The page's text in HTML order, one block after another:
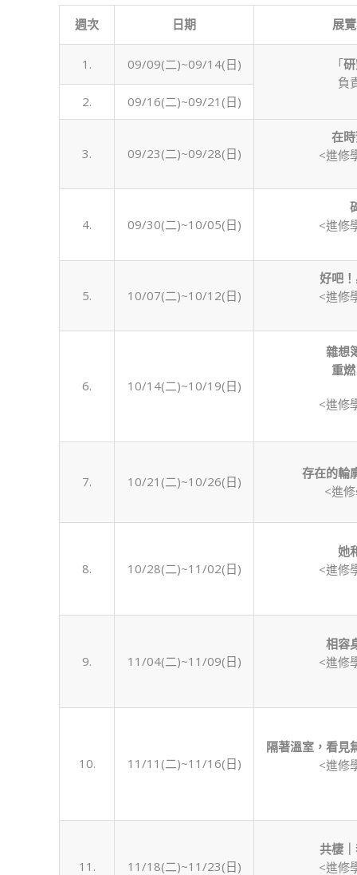
心
覽
（114
上
週次 日期 展
1. 09/09(二)~09/14(日) 「
負
2.
09/16(二)~09/21(日)
3. 09/23(二)~09/28(日)
在
<進修
4. 09/30(二)~10/05(日)
<進修
5. 10/07(二)~10/12(日)
好吧
<進修
6. 10/14(二)~10/19(日)
雜想
重
<進修
7. 10/21(二)~10/26(日)
存在的輪
<進
8. 10/28(二)~11/02(日)
她
<進修
9. 11/04(二)~11/09(日)
相容
<進修
10. 11/11(二)~11/16(日)
隔著溫室，看見
<進修
11. 11/18(二)~11/23(日)
共棲
<進修